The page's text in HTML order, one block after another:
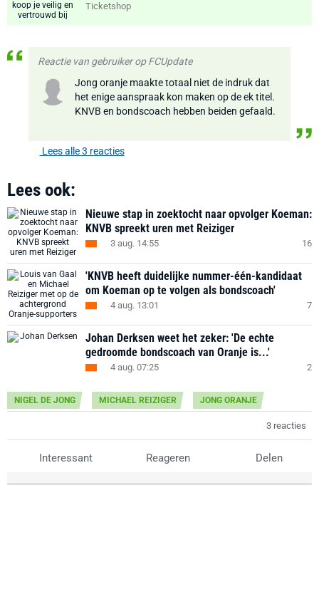
Ticketshop
Reactie van gebruiker op FCUpdate
Jong oranje maakte totaal niet de indruk dat
het enige aanspraak kon maken op de ek titel.
KNVB en bondscoach hebben beiden gefaald.
Lees alle 3 reacties
Lees ook:
Nieuwe stap in zoektocht naar opvolger Koeman:
KNVB spreekt uren met Reiziger
3 aug. 14:55 16
'KNVB heeft duidelijke nummer-één-kandidaat
om Koeman op te volgen als bondscoach'
4 aug. 13:01 7
Johan Derksen weet het zeker: 'De echte
gedroomde bondscoach van Oranje is...'
4 aug. 07:25 2
NIGEL DE JONG MICHAEL REIZIGER JONG ORANJE
3 reacties
Interessant Reageren Delen